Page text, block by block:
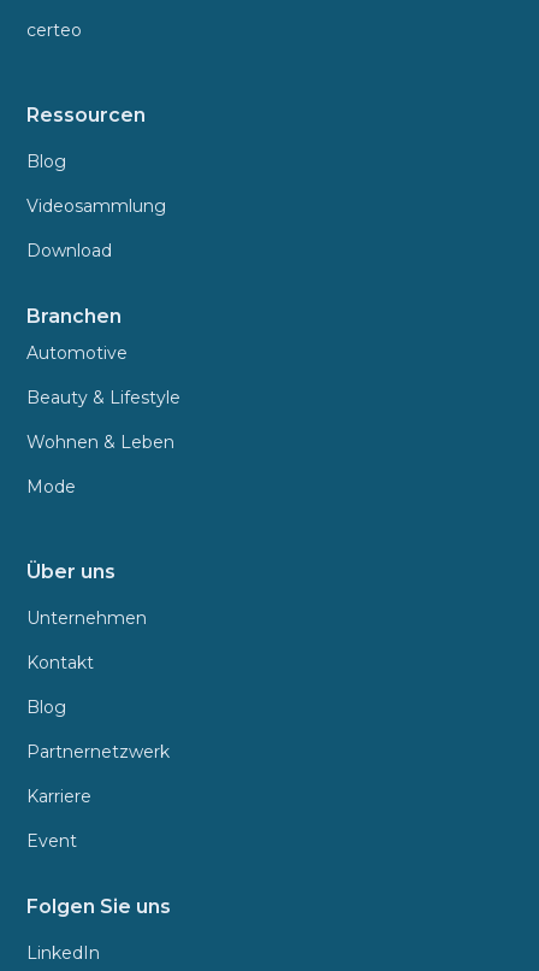
certeo
Ressourcen
Blog
Videosammlung
Download
Branchen
Automotive
Beauty & Lifestyle
Wohnen & Leben
Mode
Über uns
Unternehmen
Kontakt
Blog
Partnernetzwerk
Karriere
Event
Folgen Sie uns
LinkedIn